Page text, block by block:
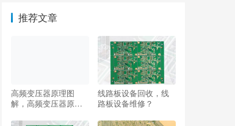
推荐文章
高频变压器原理图
解，高频变压器原理
线路板设备回收，线
路板设备维修？